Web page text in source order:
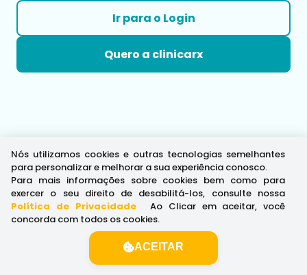
Ir para o Login
Quero a clinicarx
Nós utilizamos cookies e outras tecnologias semelhantes
para personalizar e melhorar a sua experiência conosco.
Para mais informações sobre cookies bem como para
exercer o seu direito de desabilitá-los, consulte nossa
Política de Privacidade.
Ao Clicar em aceitar, você
concorda com todos os cookies.
ACEITAR